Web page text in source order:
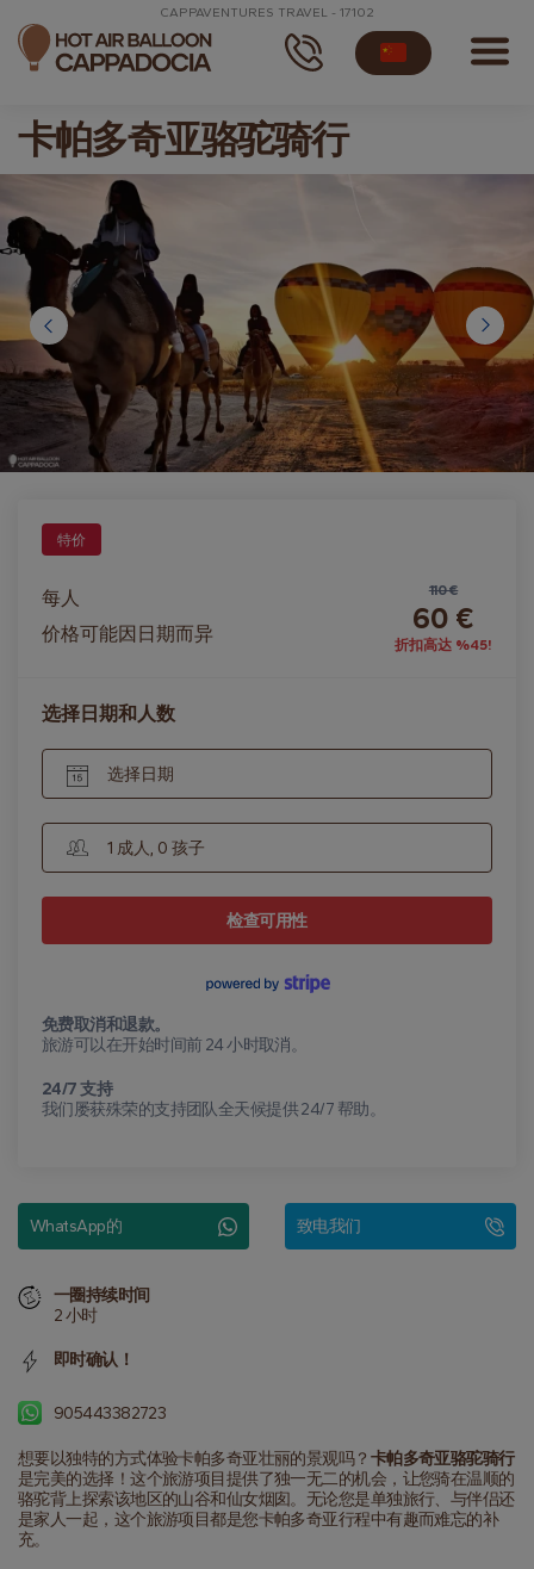
CAPPAVENTURES TRAVEL - 17102
卡帕多奇亚骆驼骑行
想要以独特的方式体验卡帕多奇亚壮丽的景观吗？ 卡帕多奇亚骆驼骑行
是完美的选择！这个旅游项目提供了独一无二的机会，让您骑在温顺的
骆驼背上探索该地区的山谷和仙女烟囱。无论您是单独旅行、与伴侣还
是家人一起，这个旅游项目都是您卡帕多奇亚行程中有趣而难忘的补
充。
特价
每人
价格可能因日期而异
110 €
60 €
折扣高达 %45!
选择日期和人数
选择日期
1 成人, 0 孩子
检查可用性
免费取消和退款。
旅游可以在开始时间前 24 小时取消。
24/7 支持
我们屡获殊荣的支持团队全天候提供 24/7 帮助。
WhatsApp的 致电我们
一圈持续时间
2 小时
即时确认！
905443382723